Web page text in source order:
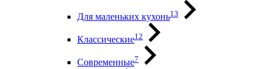
Для маленьких кухонь13
Классические12
Современные7